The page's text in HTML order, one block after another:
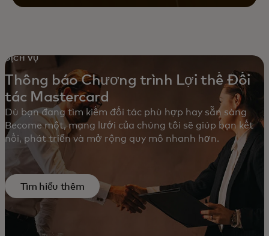
DỊCH VỤ
Thông báo Chương trình Lợi thế Đối
tác Mastercard
Dù bạn đang tìm kiếm đối tác phù hợp hay sẵn sàng
Become một, mạng lưới của chúng tôi sẽ giúp bạn kết
nối, phát triển và mở rộng quy mô nhanh hơn.
Tìm hiểu thêm